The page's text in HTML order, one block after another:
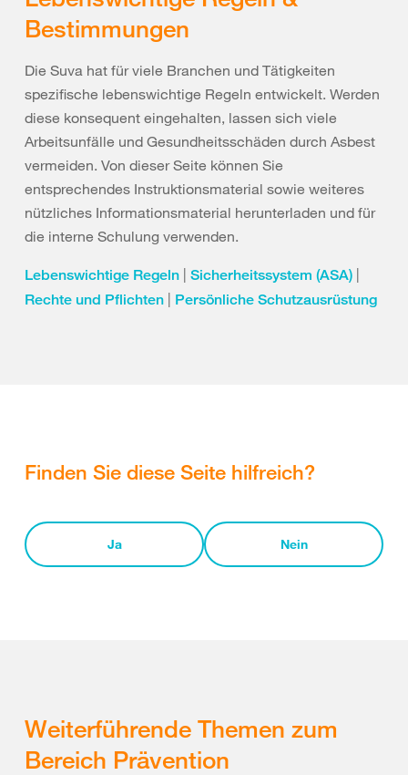
Bestimmungen
Die Suva hat für viele Branchen und Tätigkeiten
spezifische lebenswichtige Regeln entwickelt. Werden
diese konsequent eingehalten, lassen sich viele
Arbeitsunfälle und Gesundheitsschäden durch Asbest
vermeiden. Von dieser Seite können Sie
entsprechendes Instruktionsmaterial sowie weiteres
nützliches Informationsmaterial herunterladen und für
die interne Schulung verwenden.
Lebenswichtige Regeln Sicherheitssystem (ASA)
Rechte und Pflichten Persönliche Schutzausrüstung
Finden Sie diese Seite hilfreich?
Ja Nein
Weiterführende Themen zum
Bereich Prävention